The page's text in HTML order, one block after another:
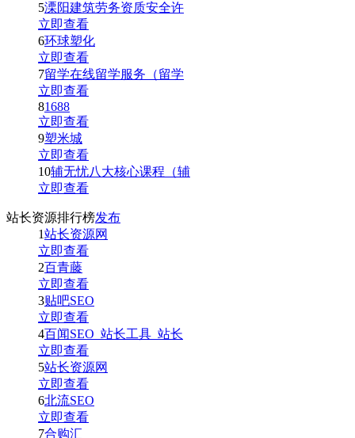
5溧阳建筑劳务资质安全许
立即查看
6环球塑化
立即查看
7留学在线留学服务（留学
立即查看
81688
立即查看
9塑米城
立即查看
10辅无忧八大核心课程（辅
立即查看
站长资源排行榜发布
1站长资源网
立即查看
2百青藤
立即查看
3贴吧SEO
立即查看
4百闻SEO_站长工具_站长
立即查看
5站长资源网
立即查看
6北流SEO
立即查看
7合购汇